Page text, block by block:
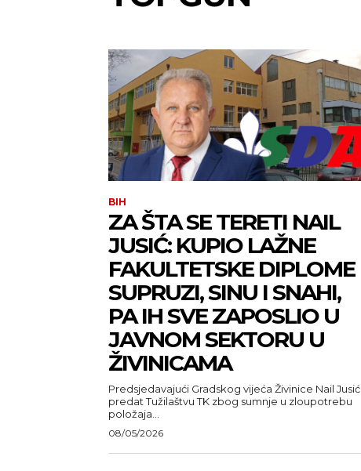
BIH
ZA ŠTA SE TERETI NAIL
JUSIĆ: KUPIO LAŽNE
FAKULTETSKE DIPLOME
SUPRUZI, SINU I SNAHI,
PA IH SVE ZAPOSLIO U
JAVNOM SEKTORU U
ŽIVINICAMA
Predsjedavajući Gradskog vijeća Živinice Nail Jusić
predat Tužilaštvu TK zbog sumnje u zloupotrebu
položaja...
08/05/2026